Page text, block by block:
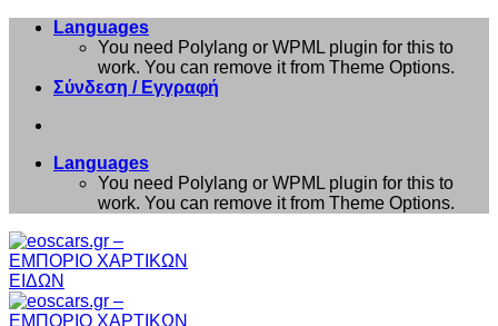
Μετάβαση
περιεχόμενο
Languages
You need Polylang or WPML plugin for this to
work. You can remove it from Theme Options.
Σύνδεση / Εγγραφή
Languages
You need Polylang or WPML plugin for this to
work. You can remove it from Theme Options.